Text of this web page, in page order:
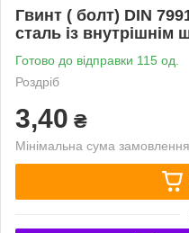
Гвинт ( болт) DIN
сталь із внутрішнім
Готово до відправки 115 од.
Роздріб
3,40 ₴
Мінімальна сума